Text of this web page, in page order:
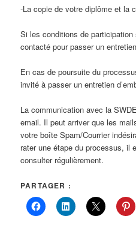
-La copie de votre diplôme et la
Si les conditions de
contacté pour passer un
En cas de poursuite du
invité à passer un entretien
La communication avec la
email. Il peut arriver que les
votre boîte Spam/Courrier
rater une étape du processus, il
consulter régulièrement.
PARTAGER :